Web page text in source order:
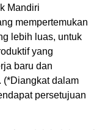
Mandiri
mempertemukan
lebih luas, untuk
yang
baru dan
(*Diangkat dalam
persetujuan